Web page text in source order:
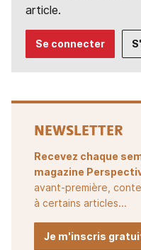
article.
Se connecter
NEWSLETTER
Recevez chaque
magazine
avant-première,
à certains articles...
Je m'inscris